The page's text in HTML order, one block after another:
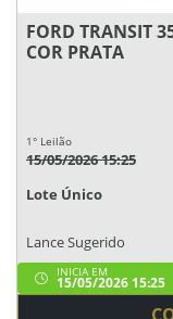
FORD TRANSIT
COR PRATA
1° Leilão
15/05/2026 15:25
Lote Único
Lance Sugerido
INICIA EM
15/05/2026 15:25